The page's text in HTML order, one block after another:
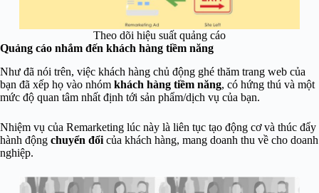
Theo dõi hiệu suất quảng cáo
Quảng cáo nhắm đến khách hàng tiềm năng
Như đã nói trên, việc khách hàng chủ động ghé thăm trang web của
bạn đã xếp họ vào nhóm khách hàng tiềm năng, có hứng thú và một
mức độ quan tâm nhất định tới sản phẩm/dịch vụ của bạn.
Nhiệm vụ của Remarketing lúc này là liên tục tạo động cơ và thúc đẩy
hành động chuyển đổi của khách hàng, mang doanh thu về cho doanh
nghiệp.